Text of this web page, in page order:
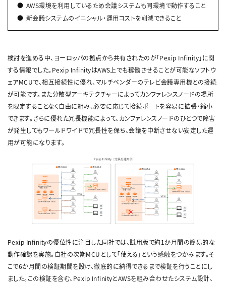
AWS環境を利用しているため会議システムも同環境で動作すること
新会議システムのイニシャル・運用コストを削減できること
検討を進める中、ヨーロッパの拠点から共有されたのが「Pexip Infinity」に関
する情報でした。Pexip InfinityはAWS上でも稼働させることが可能なソフトウ
ェアMCUで、相互接続性に優れ、マルチベンダーのテレビ会議専用機との接続
が可能です。また分散型アーキテクチャーによってカンファレンスノードの場所
を限定することなく自由に組み、必要に応じて接続ポートを容易に拡張・縮小
できます。さらに優れた冗長機能によって、カンファレンスノードのひとつで障害
が発生してもワールドワイドで冗長性を保ち、会議を中断させない安定した運
用が可能になります。
Pexip Infinityの優位性に注目した同社では、試用版で約1か月間の簡易的な
動作確認を実施。自社の次期MCUとして「使える」という感触をつかみます。そ
こで6か月間の検証期間を設け、徹底的に納得できるまで検証を行うことにし
ました。この検証を含む、Pexip InfinityとAWSを組み合わせたシステム設計、